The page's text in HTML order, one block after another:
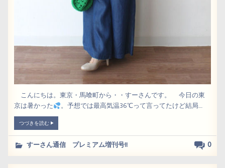
こんにちは。東京・馬喰町から・・すーさんです。 今日の東
京は暑かった
。予想では最高気温36℃って言ってたけど結局....
つづきを読む
0
すーさん通信 プレミアム増刊号!!